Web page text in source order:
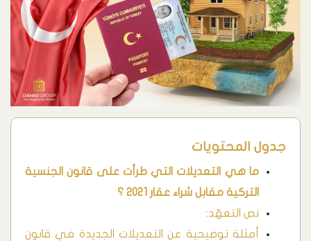
جدول المحتويات
ما هي التعديلات التي طرأت على قانون الجنسية
التركية مقابل شراء عقار 2021 ؟
نص التعهّد:
أمثلة توضيحية عن التعديلات الجديدة في قانون